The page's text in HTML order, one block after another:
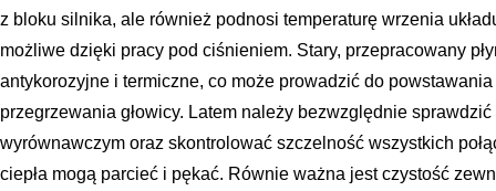
z bloku silnika, ale również podnosi temperaturę wrzenia
możliwe dzięki pracy pod ciśnieniem. Stary, przepracowany
antykorozyjne i termiczne, co może prowadzić do
przegrzewania głowicy. Latem należy bezwzględnie
wyrównawczym oraz skontrolować szczelność wszystkich
ciepła mogą parcieć i pękać. Równie ważna jest czystość